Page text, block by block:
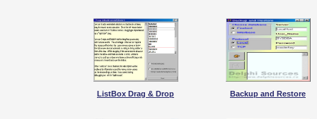
ListBox Drag & Drop Backup and Restore